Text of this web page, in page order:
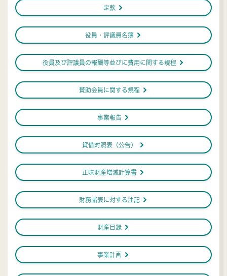
定款 ú
役員・評議員名簿 ú
役員及び評議員の報酬等並びに費用に関する規程 ú
賛助会員に関する規程 ú
事業報告 ú
貸借対照表（公告） ú
正味財産増減計算書 ú
財務諸表に対する注記 ú
財産目録 ú
事業計画 ú